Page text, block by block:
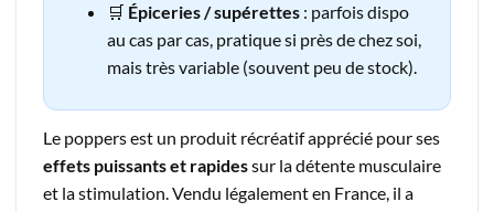
🛒 Épiceries / supérettes: parfois dispo
au cas par cas, pratique si près de chez soi,
mais très variable (souvent peu de stock).
Le poppers est un produit récréatif apprécié pour ses
effets puissants et rapidessur la détente musculaire
et la stimulation. Vendu légalement en France, il a